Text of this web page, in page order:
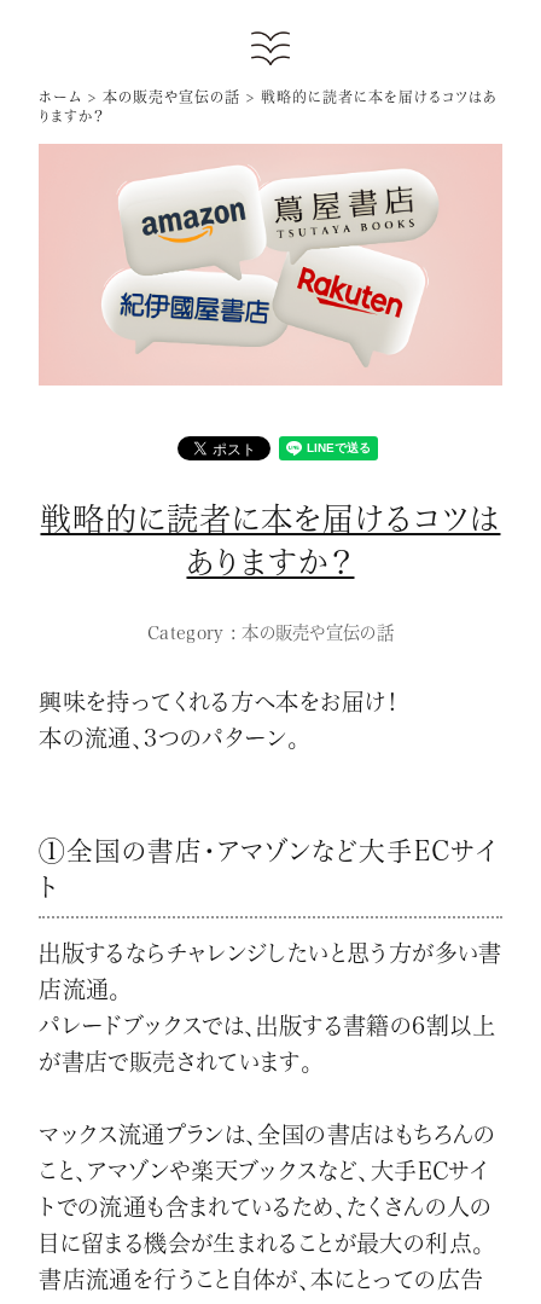
ホーム > 本の販売や宣伝の話 > 戦略的に読者に本を届けるコツはあ
りますか？
Category : 本の販売や宣伝の話
戦略的に読者に本を届けるコツは
ありますか？
興味を持ってくれる方へ本をお届け！
本の流通、3つのパターン。
①全国の書店・アマゾンなど大手ECサイ
ト
出版するならチャレンジしたいと思う方が多い書
店流通。
パレードブックスでは、出版する書籍の6割以上
が書店で販売されています。
マックス流通プランは、全国の書店はもちろんの
こと、アマゾンや楽天ブックスなど、大手ECサイ
トでの流通も含まれているため、たくさんの人の
目に留まる機会が生まれることが最大の利点。
書店流通を行うこと自体が、本にとっての広告